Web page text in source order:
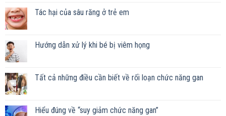
Tác hại của sâu răng ở trẻ em
Hướng dẫn xử lý khi bé bị viêm họng
Tất cả những điều cần biết về rối loạn chức năng gan
Hiểu đúng về “suy giảm chức năng gan”